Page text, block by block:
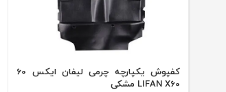
کفپوش یکپارچه چرمی لیفان ایکس 60
LIFAN X60 مشکی